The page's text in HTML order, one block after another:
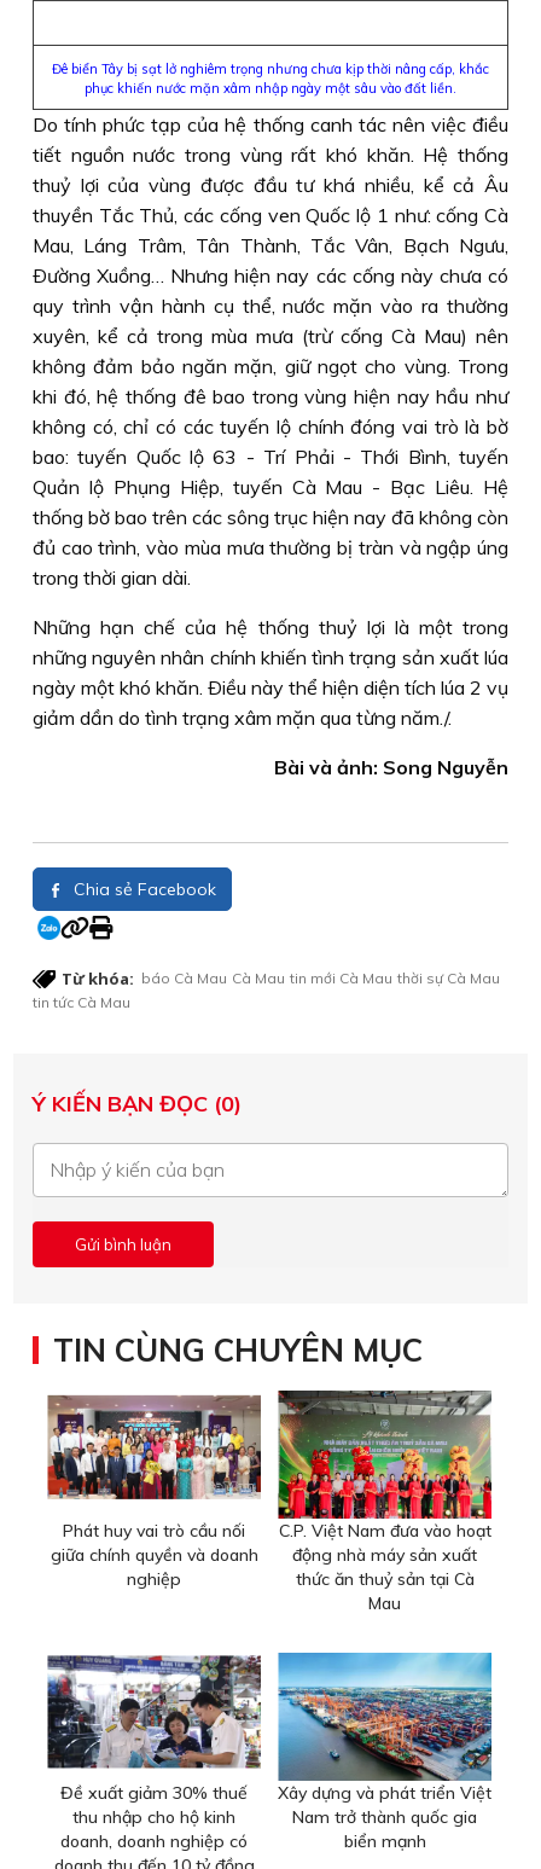
Đê biển Tây bị sạt lở nghiêm trọng nhưng chưa kịp thời nâng cấp, khắc
phục khiến nước mặn xâm nhập ngày một sâu vào đất liền.
Do tính phức tạp của hệ thống canh tác nên việc điều
tiết nguồn nước trong vùng rất khó khăn. Hệ thống
thuỷ lợi của vùng được đầu tư khá nhiều, kể cả Âu
thuyền Tắc Thủ, các cống ven Quốc lộ 1 như: cống Cà
Mau, Láng Trâm, Tân Thành, Tắc Vân, Bạch Ngưu,
Ðường Xuồng… Nhưng hiện nay các cống này chưa có
quy trình vận hành cụ thể, nước mặn vào ra thường
xuyên, kể cả trong mùa mưa (trừ cống Cà Mau) nên
không đảm bảo ngăn mặn, giữ ngọt cho vùng. Trong
khi đó, hệ thống đê bao trong vùng hiện nay hầu như
không có, chỉ có các tuyến lộ chính đóng vai trò là bờ
bao: tuyến Quốc lộ 63 - Trí Phải - Thới Bình, tuyến
Quản lộ Phụng Hiệp, tuyến Cà Mau - Bạc Liêu. Hệ
thống bờ bao trên các sông trục hiện nay đã không còn
đủ cao trình, vào mùa mưa thường bị tràn và ngập úng
trong thời gian dài.
Những hạn chế của hệ thống thuỷ lợi là một trong
những nguyên nhân chính khiến tình trạng sản xuất lúa
ngày một khó khăn. Ðiều này thể hiện diện tích lúa 2 vụ
giảm dần do tình trạng xâm mặn qua từng năm./.
Bài và ảnh: Song Nguyễn
Chia sẻ Facebook
Từ khóa: báo Cà Mau Cà Mau tin mới Cà Mau thời sự Cà Mau
tin tức Cà Mau
Ý KIẾN BẠN ĐỌC (0)
TIN CÙNG CHUYÊN MỤC
Phát huy vai trò cầu nối
giữa chính quyền và doanh
nghiệp
C.P. Việt Nam đưa vào hoạt
động nhà máy sản xuất
thức ăn thuỷ sản tại Cà
Mau
Đề xuất giảm 30% thuế
thu nhập cho hộ kinh
doanh, doanh nghiệp có
Xây dựng và phát triển Việt
Nam trở thành quốc gia
biển mạnh